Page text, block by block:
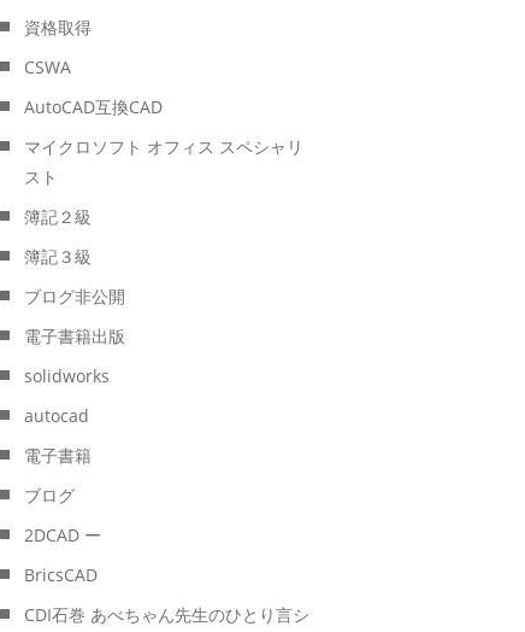
資格取得
CSWA
AutoCAD互換CAD
マイクロソフト オフィス スペシャリ
スト
簿記２級
簿記３級
ブログ非公開
電子書籍出版
solidworks
autocad
電子書籍
ブログ
2DCAD ー
BricsCAD
CDI石巻 あべちゃん先生のひとり言シ